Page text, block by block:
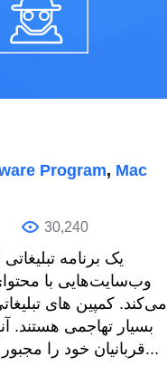
Program, Mac
30,240
وب‌سایت‌هایی با
می‌کند. کمپین های
قربانیان خود را مجبور می کنند تا محتوای...